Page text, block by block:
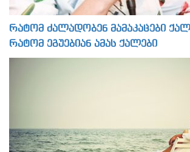
რატომ ძალადობენ მამაკაცები
რატომ ეგუებიან ამას ქალები